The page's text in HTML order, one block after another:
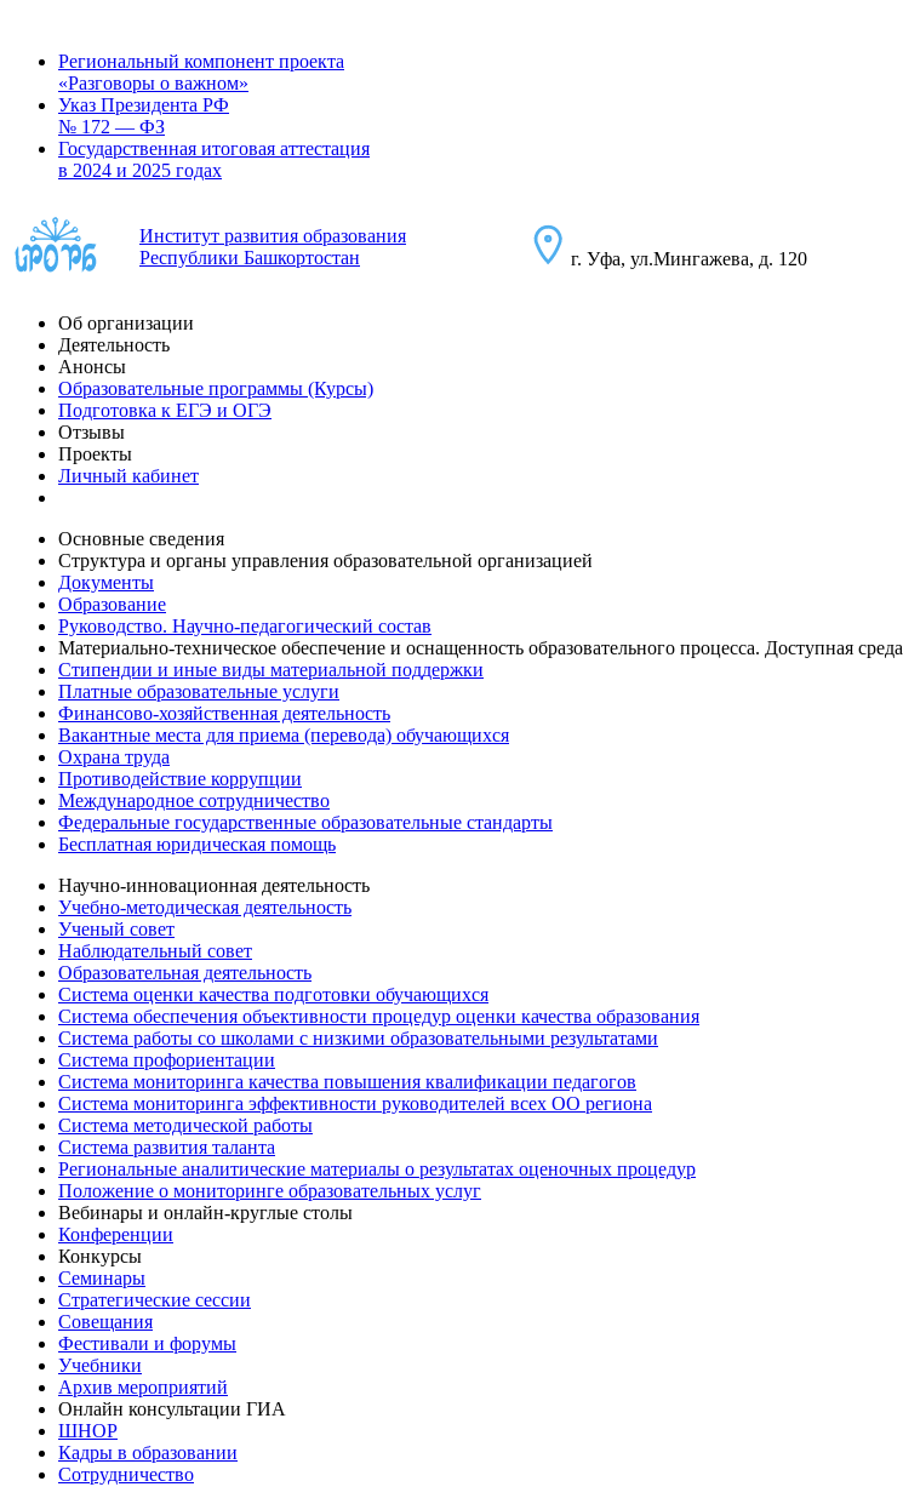
Региональный компонент проекта
«Разговоры о важном»
Указ Президента РФ
№ 172 — ФЗ
Государственная итоговая аттестация
в 2024 и 2025 годах
Институт развития образования
Республики Башкортостан
г. Уфа, ул.Мингажева, д. 120
Об организации
Деятельность
Анонсы
Образовательные программы (Курсы)
Подготовка к ЕГЭ и ОГЭ
Отзывы
Проекты
Личный кабинет
Основные сведения
Структура и органы управления образовательной организацией
Документы
Образование
Руководство. Научно-педагогический состав
Материально-техническое обеспечение и оснащенность образовательного процесса. Доступная среда
Стипендии и иные виды материальной поддержки
Платные образовательные услуги
Финансово-хозяйственная деятельность
Вакантные места для приема (перевода) обучающихся
Охрана труда
Противодействие коррупции
Международное сотрудничество
Федеральные государственные образовательные стандарты
Бесплатная юридическая помощь
Научно-инновационная деятельность
Учебно-методическая деятельность
Ученый совет
Наблюдательный совет
Образовательная деятельность
Система оценки качества подготовки обучающихся
Система обеспечения объективности процедур оценки качества образования
Система работы со школами с низкими образовательными результатами
Система профориентации
Система мониторинга качества повышения квалификации педагогов
Система мониторинга эффективности руководителей всех ОО региона
Система методической работы
Система развития таланта
Региональные аналитические материалы о результатах оценочных процедур
Положение о мониторинге образовательных услуг
Вебинары и онлайн-круглые столы
Конференции
Конкурсы
Семинары
Стратегические сессии
Совещания
Фестивали и форумы
Учебники
Архив мероприятий
Онлайн консультации ГИА
ШНОР
Кадры в образовании
Сотрудничество